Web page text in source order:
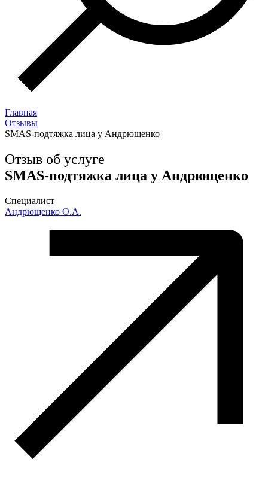
Главная
Отзывы
SMAS-подтяжка лица у Андрющенко
Отзыв об услуге
SMAS-подтяжка лица у Андрющенко
Специалист
Андрющенко О.А.